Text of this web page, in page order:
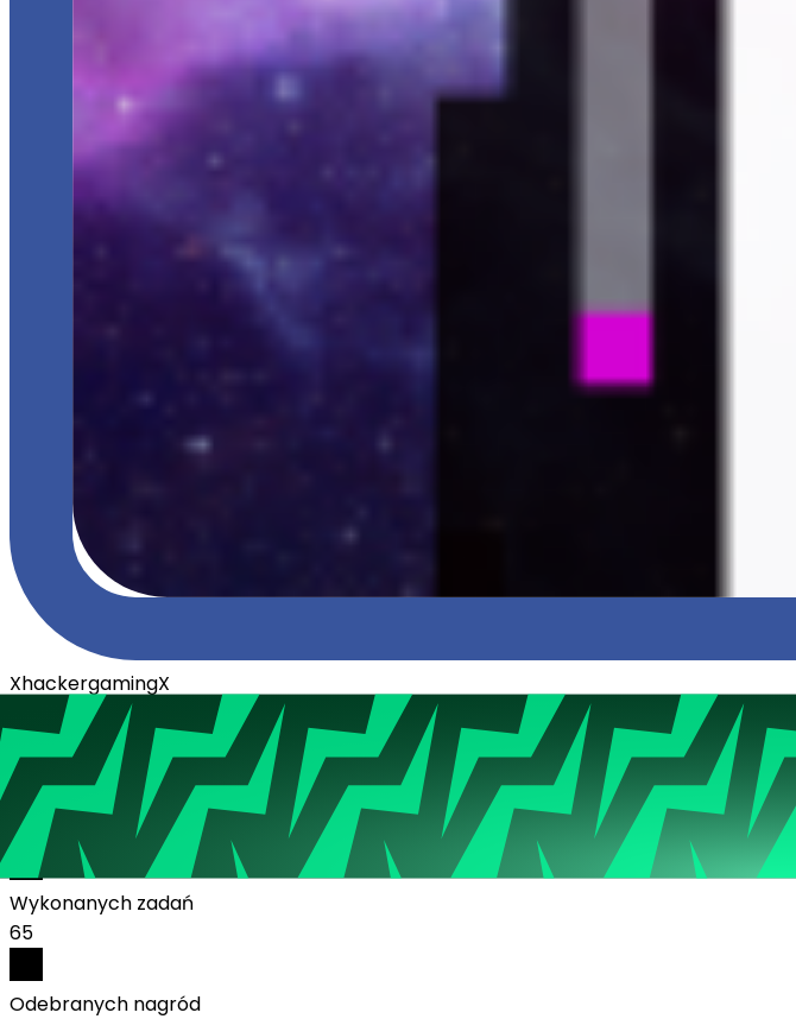
XhackergamingX
Poziom
8
Aktywny2 lata temu
Dołączył 20.03.2022
Polska
Statystyki:
Wykonanych zadań
65
Odebranych nagród